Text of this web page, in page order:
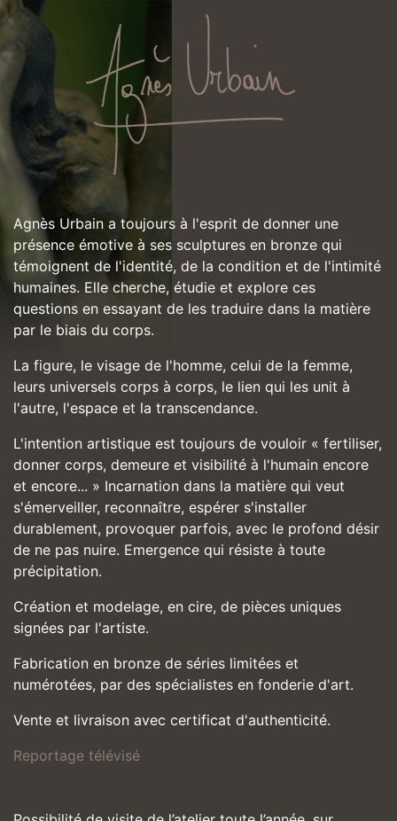
Agnès Urbain a toujours à l'esprit de donner une
présence émotive à ses sculptures en bronze qui
témoignent de l'identité, de la condition et de l'intimité
humaines. Elle cherche, étudie et explore ces
questions en essayant de les traduire dans la matière
par le biais du corps.
La figure, le visage de l'homme, celui de la femme,
leurs universels corps à corps, le lien qui les unit à
l'autre, l'espace et la transcendance.
L'intention artistique est toujours de vouloir « fertiliser,
donner corps, demeure et visibilité à l'humain encore
et encore... » Incarnation dans la matière qui veut
s'émerveiller, reconnaître, espérer s'installer
durablement, provoquer parfois, avec le profond désir
de ne pas nuire. Emergence qui résiste à toute
précipitation.
Création et modelage, en cire, de pièces uniques
signées par l'artiste.
Fabrication en bronze de séries limitées et
numérotées, par des spécialistes en fonderie d'art.
Vente et livraison avec certificat d'authenticité.
Reportage télévisé